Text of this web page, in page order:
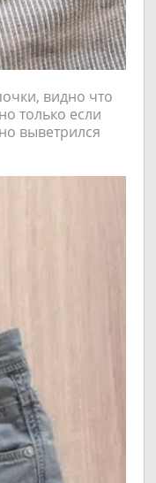
видно что
только если
выветрился